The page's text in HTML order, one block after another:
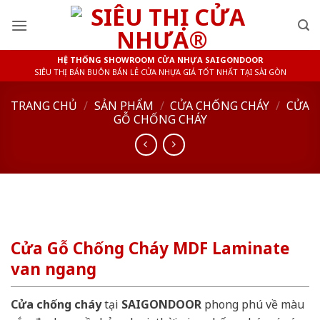
HỆ THỐNG SHOWROOM CỬA NHỰA SAIGONDOOR
SIÊU THỊ BÁN BUÔN BÁN LẺ CỬA NHỰA GIÁ TỐT NHẤT TẠI SÀI GÒN
TRANG CHỦ / SẢN PHẨM / CỬA CHỐNG CHÁY / CỬA
GỖ CHỐNG CHÁY
Cửa Gỗ Chống Cháy MDF Laminate
van ngang
Cửa chống cháytại SAIGONDOOR phong phú về màu